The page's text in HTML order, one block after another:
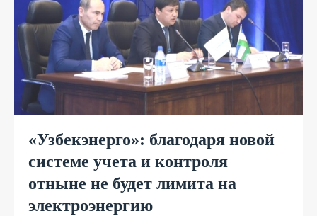
«Узбекэнерго»: благодаря новой
системе учета и контроля
отныне не будет лимита на
электроэнергию